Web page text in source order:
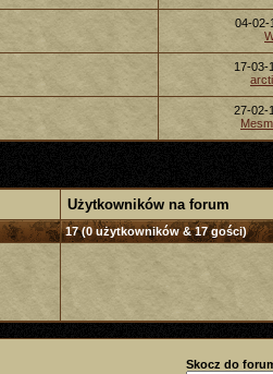
04-02-
17-03-
27-02-
Użytkowników na forum
17 (0 użytkowników & 17 gości)
Skocz do